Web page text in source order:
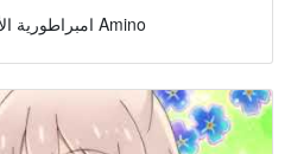
Kiri Wiki امبراطورية الأنمي Amino